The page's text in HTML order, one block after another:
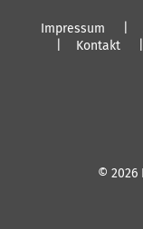
Impressum
Kontakt
© 2026